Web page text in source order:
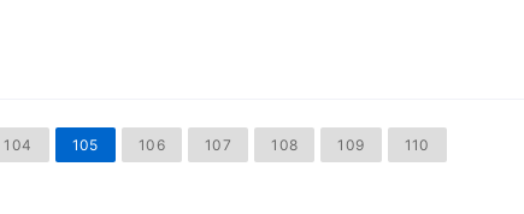
104 105 106 107 108 109 110